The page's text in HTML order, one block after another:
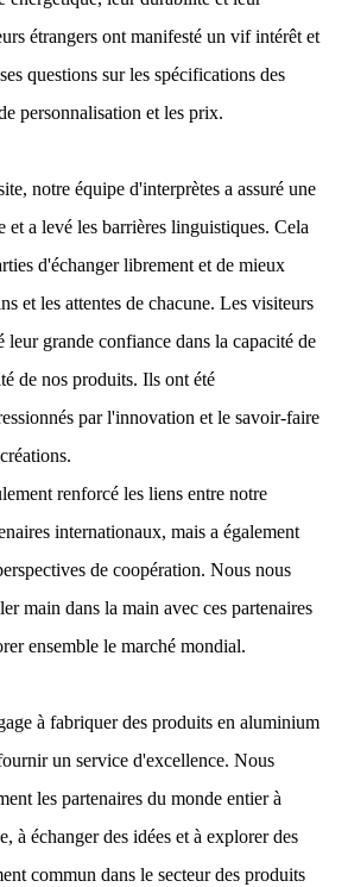
étrangers ont manifesté un vif intérêt et
questions sur les spécifications des
personnalisation et les prix.
notre équipe d'interprètes a assuré une
a levé les barrières linguistiques. Cela
d'échanger librement et de mieux
et les attentes de chacune. Les visiteurs
leur grande confiance dans la capacité de
de nos produits. Ils ont été
par l'innovation et le savoir-faire
renforcé les liens entre notre
internationaux, mais a également
de coopération. Nous nous
main dans la main avec ces partenaires
ensemble le marché mondial.
à fabriquer des produits en aluminium
un service d'excellence. Nous
les partenaires du monde entier à
à échanger des idées et à explorer des
commun dans le secteur des produits